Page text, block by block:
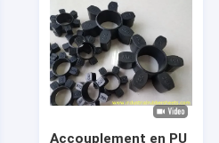
Accouplement en PU